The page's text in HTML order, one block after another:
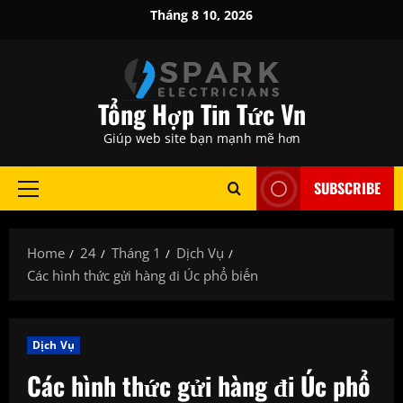
Tháng 8 10, 2026
Tổng Hợp Tin Tức Vn
Giúp web site bạn mạnh mẽ hơn
Primary
SUBSCRIBE
Home 24 Tháng 1
Dịch Vụ
Các hình thức gửi hàng đi Úc phổ biến
Dịch Vụ
Các hình thức gửi hàng đi Úc phổ